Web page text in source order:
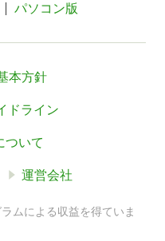
パソコン版
本方針
ドライン
ついて
運営会社
ムによる収益を得ていま